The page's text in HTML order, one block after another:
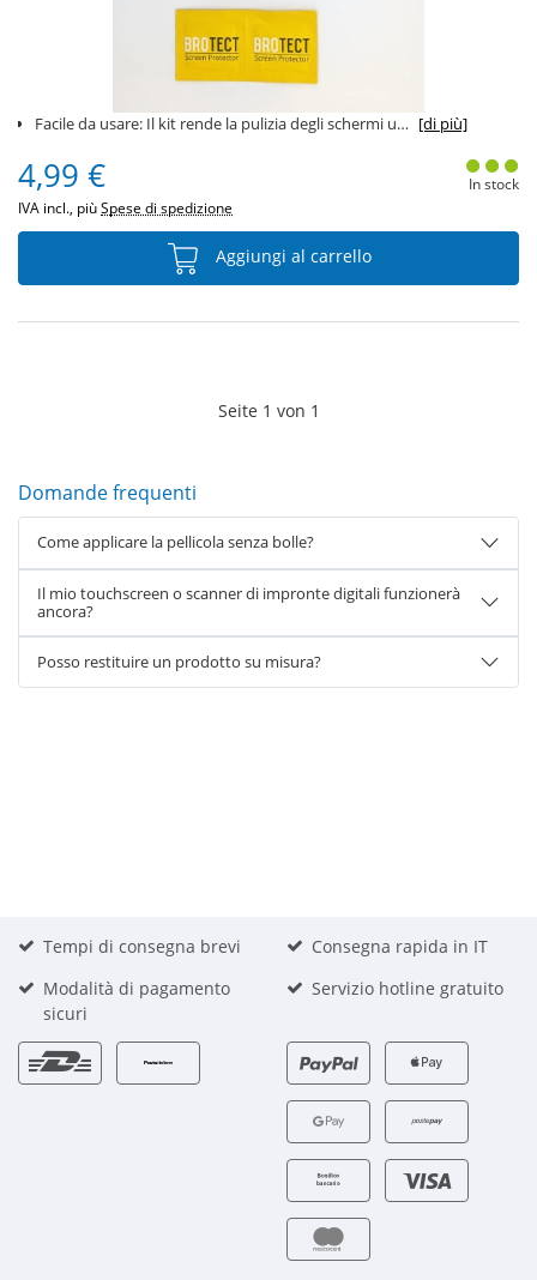
Facile da usare: Il kit rende la pulizia degli schermi un gioco da ragazzi. [di più]
4,99 €
IVA incl., piùSpese di spedizione
In stock
Aggiungi al carrello
Seite 1 von 1
Domande frequenti
Come applicare la pellicola senza bolle?
Il mio touchscreen o scanner di impronte digitali funzionerà
ancora?
Posso restituire un prodotto su misura?
Tempi di consegna brevi
Consegna rapida in IT
Modalità di pagamento
sicuri
Servizio hotline gratuito